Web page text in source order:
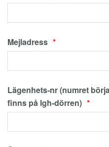
Mejladress
Lägenhets-nr (numret
finns på lgh-dörren)